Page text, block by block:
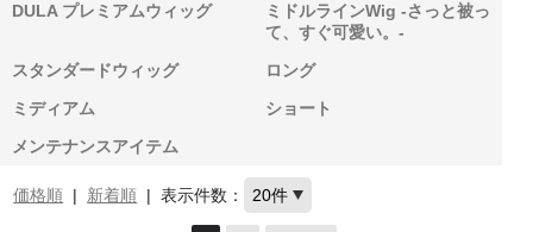
DULA プレミアムウィッグ
ミドルラインWig -さっと被っ
て、すぐ可愛い。-
スタンダードウィッグ
ロング
ミディアム
ショート
メンテナンスアイテム
価格順 | 新着順 |表示件数：